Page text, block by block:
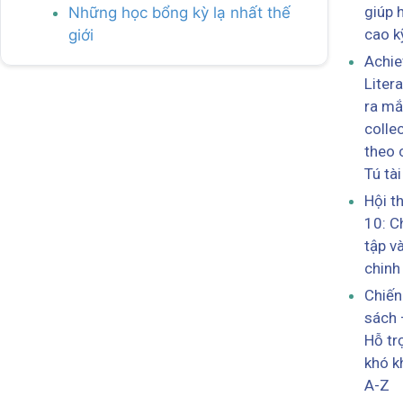
Những học bổng kỳ lạ nhất thế
giới
giúp
cao
ra
theo
Tú
Hội
10:
tập
sách
Hỗ
khó
A-Z